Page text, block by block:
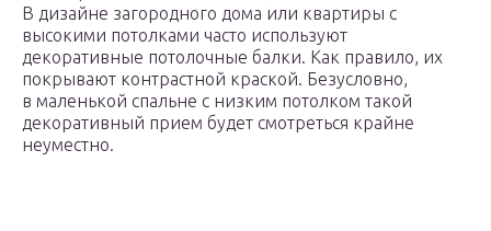
В дизайне загородного дома или квартиры с
высокими потолками часто используют
декоративные потолочные балки. Как правило, их
покрывают контрастной краской. Безусловно,
в маленькой спальне с низким потолком такой
декоративный прием будет смотреться крайне
неуместно.